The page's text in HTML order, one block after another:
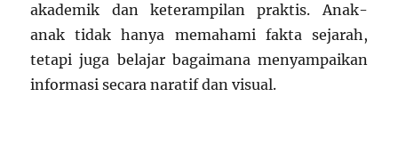
akademik dan keterampilan praktis. Anak-
anak tidak hanya memahami fakta sejarah,
tetapi juga belajar bagaimana menyampaikan
informasi secara naratif dan visual.